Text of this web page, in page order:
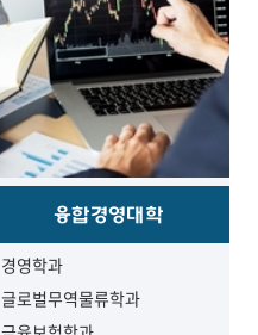
융합경영대학
경영학과
글로벌무역물류학과